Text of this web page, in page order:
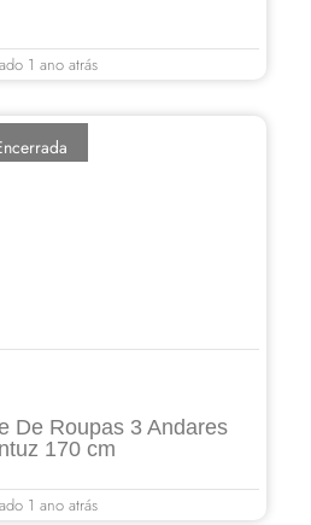
1 ano atrás
De Roupas 3 Andares
170 cm
1 ano atrás